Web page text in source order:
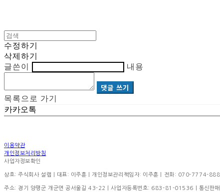
수정하기
삭제하기
글쓴이
내용
댓글 쓰기
목록으로 가기
카카오톡
이용약관
개인정보처리방침
사업자정보확인
상호: 주식회사 설랩 | 대표: 이주훈 | 개인정보관리책임자: 이주훈 | 전화: 070-7774-
주소: 경기 양평군 개군면 공서울길 43-22 | 사업자등록번호: 683-81-01536 | 통신판